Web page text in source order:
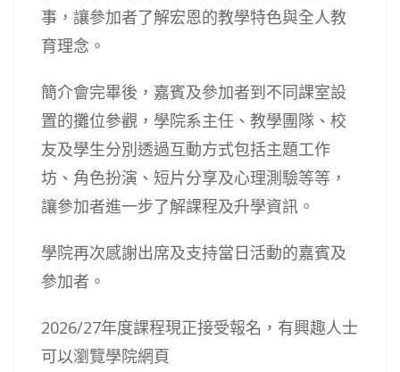
事，讓參加者了解宏恩的教學特色與全人教
育理念。
簡介會完畢後，嘉賓及參加者到不同課室設
置的攤位參觀，學院系主任、教學團隊、校
友及學生分別透過互動方式包括主題工作
坊、角色扮演、短片分享及心理測驗等等，
讓參加者進一步了解課程及升學資訊。
學院再次感謝出席及支持當日活動的嘉賓及
參加者。
2026/27年度課程現正接受報名，有興趣人士
可以瀏覽學院網頁